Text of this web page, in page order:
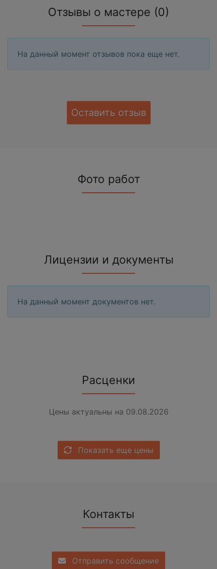
Отзывы о мастере (0)
На данный момент отзывов пока еще нет.
Оставить отзыв
Фото работ
Лицензии и документы
На данный момент документов нет.
Расценки
Цены актуальны на 09.08.2026
Показать еще цены
Контакты
Отправить сообщение